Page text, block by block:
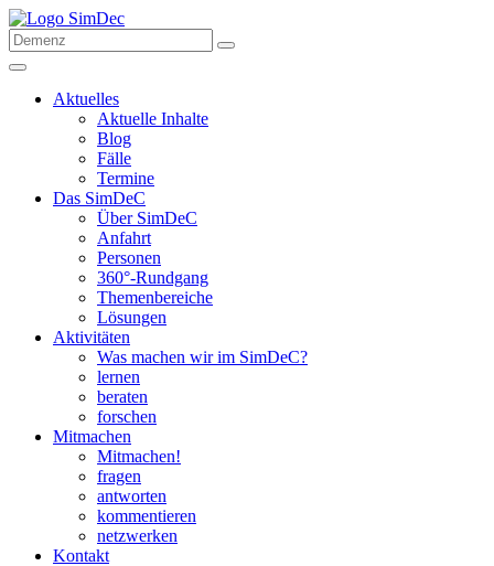
Aktuelles
Aktuelle Inhalte
Blog
Fälle
Termine
Das SimDeC
Über SimDeC
Anfahrt
Personen
360°-Rundgang
Themenbereiche
Lösungen
Aktivitäten
Was machen wir im SimDeC?
lernen
beraten
forschen
Mitmachen
Mitmachen!
fragen
antworten
kommentieren
netzwerken
Kontakt